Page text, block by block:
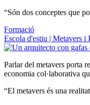
“Són dos conceptes que
Formació
Escola d'estiu | Metavers
Parlar del metavers porta
economia col·laborativa
“El metavers és una